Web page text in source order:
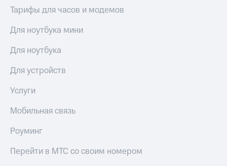
Тарифы для часов и модемов
Для ноутбука мини
Для ноутбука
Для устройств
Услуги
Мобильная связь
Роуминг
Перейти в МТС со своим номером